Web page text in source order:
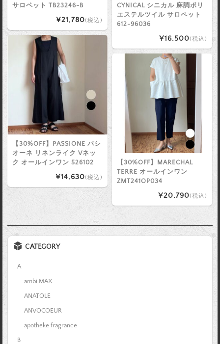
サロペット TB23246-B
¥21,780(税込)
CYNICAL シニカル 麻調ポリ
エステルツイル サロペット
612-96036
¥16,500(税込)
【30%OFF】PASSIONE パシ
オーネ リネンライク Vネッ
ク オールインワン 526102
¥14,630(税込)
【30%OFF】MARECHAL
TERRE オールインワン
ZMT241OP034
¥20,790(税込)
CATEGORY
A
ambi.MAX
ANATOLE
ANVOCOEUR
apotheke fragrance
B